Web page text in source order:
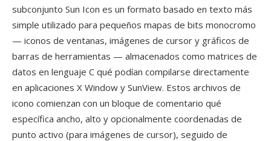
subconjunto Sun Icon es un formato basado en texto más
simple utilizado para pequeños mapas de bits monocromo
— iconos de ventanas, imágenes de cursor y gráficos de
barras de herramientas — almacenados como matrices de
datos en lenguaje C qué podían compilarse directamente
en aplicaciones X Window y SunView. Estos archivos de
icono comienzan con un bloque de comentario qué
específica ancho, alto y opcionalmente coordenadas de
punto activo (para imágenes de cursor), seguido de